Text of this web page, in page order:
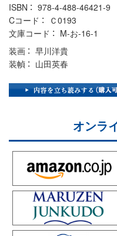
ISBN
978-4-488-46421-9
Cコード
Ｃ0193
文庫コード
M-お-16-1
装画
早川洋貴
装幀
山田英春
オンラ